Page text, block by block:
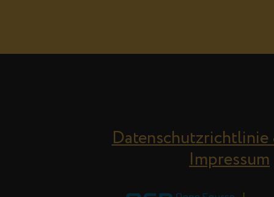
Datenschutzrichtlinie
Impressum